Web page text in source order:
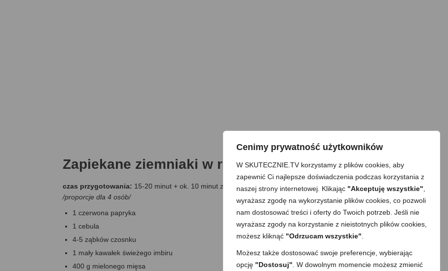
Cenimy prywatność użytkowników
W SKUTECZNIE.TV korzystamy z plików cookies, aby
zapewnić Ci najlepsze doświadczenia podczas korzystania z
naszej strony internetowej. Klikając "Akceptuję wszystkie"
wyrażasz zgodę na wykorzystanie plików cookies, co pozwoli
nam dostosować treści i oferty do Twoich potrzeb. Jeśli nie
wyrażasz zgody na korzystanie z nieistotnych plików cookies,
możesz kliknąć "Odrzucam wszystkie"
Możesz także dostosować swoje preferencje, wybierając
opcję "Dostosuj" . W dowolnym momencie możesz zmienić
Zapiekane ziemniaki w ragout
czas przygotowania: 15-20 minut + ok. 10 minut zapiekania
/proporcje dla 4 osób/
1 czerwona papryka
1 cebula
4-5 ząbków czosnku
1 mały kawałek świeżego imbiru
400 g mielonego mięsa